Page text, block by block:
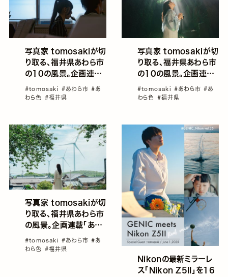
写真家 tomosakiが切
り取る、福井県あわら市
の10の風景。企画連載
「あわら色」Vol.5—夏
のクライマックスから初
#tomosaki #あわら市#あ
わら色 #福井県
写真家 tomosakiが切
り取る、福井県あわら市
の10の風景。企画連載
「あわら色」Vol.4—夏
の光と影が織りなす幻
#tomosaki #あわら市#あ
わら色 #福井県
写真家 tomosakiが切
り取る、福井県あわら市
の風景。企画連載「あわ
ら色」Vol.3—初夏と風
を感じる作品
#tomosaki #あわら市#あ
わら色 #福井県
Nikonの最新ミラーレ
ス「Nikon Z5II」を16